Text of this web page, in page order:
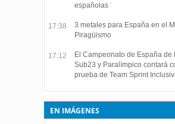
españolas
17:38
3 metales para España en el
Piragüismo
17:12
El Campeonato de España de
Sub23 y Paralímpico contará
prueba de Team Sprint
EN IMÁGENES